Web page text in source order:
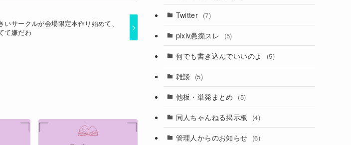
いサークルが会場限定本作り始めて、
て嫌だわ
Twitter (7)
pixiv愚痴スレ (5)
何でも書き込んでいいのよ (5)
雑談 (5)
他板・単発まとめ (5)
同人ちゃんねる掲示板 (4)
管理人からのお知らせ (6)